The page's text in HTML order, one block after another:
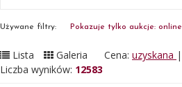
Używane filtry: Pokazuje tylko aukcje: online
Lista Galeria Cena: uzyskana |
Liczba wyników: 12583